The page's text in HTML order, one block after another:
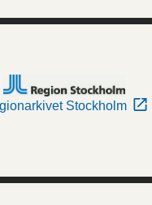
Stockholm